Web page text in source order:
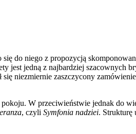
do niego z propozycją
jest jedną z najbardziej szacownych
niezmiernie zaszczycony
W przeciwieństwie jednak do
, czyli Symfonia nadziei. Strukturę